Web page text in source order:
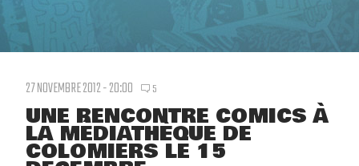
27 NOVEMBRE 2012 - 20:00 5
UNE RENCONTRE COMICS À
LA MÉDIATHÈQUE DE
COLOMIERS LE 15